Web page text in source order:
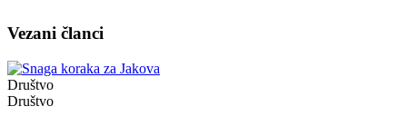
Vezani članci
Društvo
Društvo